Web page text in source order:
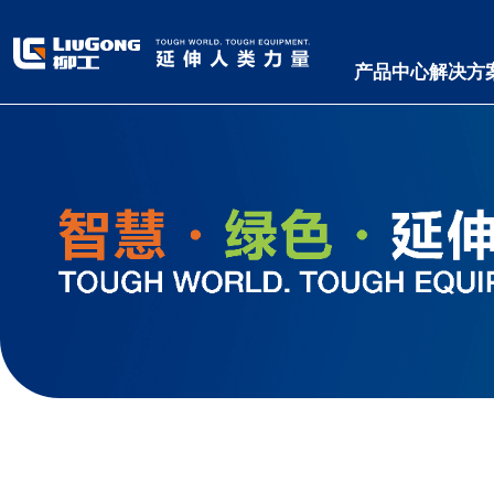
产品中心解决方